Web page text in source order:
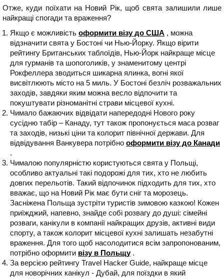
Отже, куди поїхати на Новий Рік, щоб свята залишили лише
найкращі спогади та враження?
Якщо є можливість оформити візу до США , можна
відзначити свята у Бостоні чи Нью-Йорку. Якщо вірити
рейтингу Британських таблоїдів, Нью-Йорк найкраще місце
для гурманів та шопоголиків, у знаменитому центрі
Рокфеллера зводиться шикарна ялинка, вогні якої
висвітлюють місто на 5 миль. У Бостоні безліч розважальних
заходів, завдяки яким можна весло відпочити та
покуштувати різноманітні страви місцевої кухні.
Чимало бажаючих відвідати напередодні Нового року
сусідню табір – Канаду, тут також пропонується маса розваг
та заходів, низькі ціни та колорит північної держави. Для
відвідування Ванкувера потрібно оформити візу до Канади
.
Чималою популярністю користуються свята у Польщі,
особливо актуальні такі подорожі для тих, хто не любить
довгих перельотів. Такий відпочинок підходить для тих, хто
вважає, що на Новий Рік має бути сніг та морозець.
Засніжена Польща зустріти туристів зимовою казкою! Кожен
приїжджий, напевно, знайде собі розвагу до душі: сімейні
розваги, канікули в компанії найкращих друзів, активні види
спорту, а також колорит місцевої кухні залишать незабутні
враження. Для того щоб насолодитися всім запропонованим,
потрібно оформити візу в Польщу.
За версією рейтингу Travel Hacker Guide, найкраще місце
для новорічних канікул - Дубай, для поїздки в який